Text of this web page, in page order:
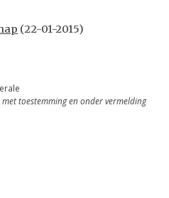
(22-01-2015)
toestemming en onder vermelding